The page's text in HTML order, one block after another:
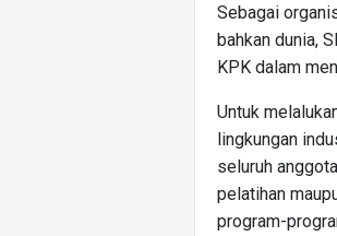
Sebagai
bahkan dunia,
KPK dalam
Untuk
lingkungan
seluruh
pelatihan
program-